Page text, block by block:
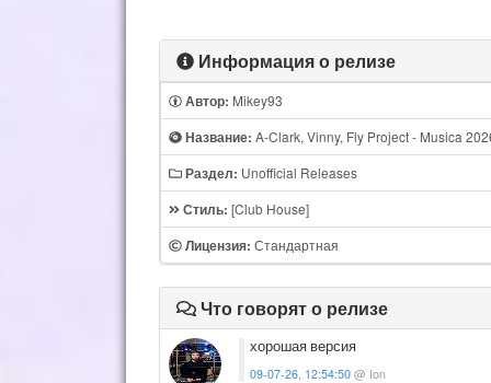
Информация о релизе
Автор: Mikey93
Название: A-Clark, Vinny, Fly Project - Musica
Раздел: Unofficial Releases
Стиль: [Club House]
Лицензия: Стандартная
Что говорят о релизе
хорошая версия
09-07-26, 12:54:50 @ Ion